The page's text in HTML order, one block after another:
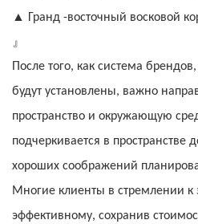
▲ Гранд -восточный восковой
』
После того, как система
будут установлены, важно
пространство и окружающую
подчеркивается в пространстве
хороших соображений
Многие клиенты в стремлении к
эффективному, сохранив